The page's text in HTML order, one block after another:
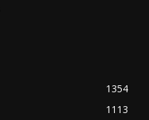
1354
1113